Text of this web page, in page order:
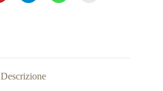
Descrizione